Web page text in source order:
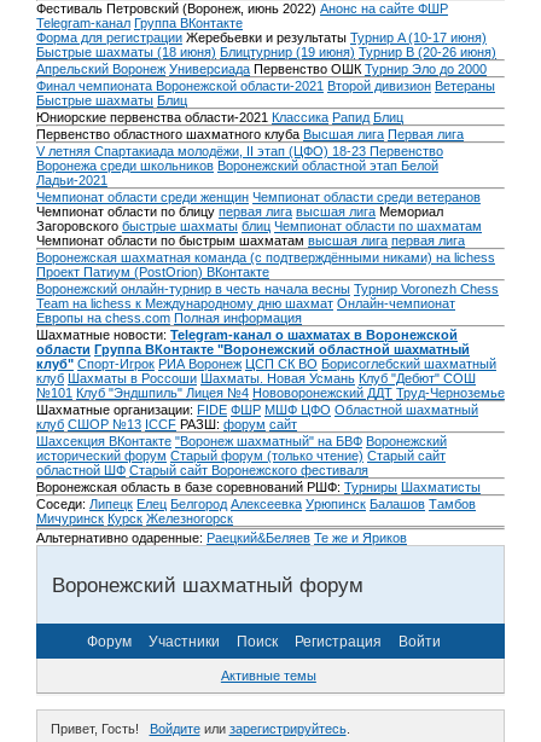
Фестиваль Петровский (Воронеж, июнь 2022) Анонс на сайте ФШР
Telegram-канал Группа ВКонтакте
Форма для регистрации Жеребьевки и результаты Турнир A (10-17 июня)
Быстрые шахматы (18 июня) Блицтурнир (19 июня) Турнир B (20-26 июня)
Апрельский Воронеж Универсиада Первенство ОШК Турнир Эло до 2000
Финал чемпионата Воронежской области-2021 Второй дивизион Ветераны
Быстрые шахматы Блиц
Юниорские первенства области-2021 Классика Рапид Блиц
Первенство областного шахматного клуба Высшая лига Первая лига
V летняя Спартакиада молодёжи, II этап (ЦФО) 18-23 Первенство
Воронежа среди школьников Воронежский областной этап Белой
Ладьи-2021
Чемпионат области среди женщин Чемпионат области среди ветеранов
Чемпионат области по блицу первая лига высшая лига Мемориал
Загоровского быстрые шахматы блиц Чемпионат области по шахматам
Чемпионат области по быстрым шахматам высшая лига первая лига
Воронежская шахматная команда (с подтверждёнными никами) на lichess
Проект Патиум (PostOrion) ВКонтакте
Воронежский онлайн-турнир в честь начала весны Турнир Voronezh Chess
Team на lichess к Международному дню шахмат Онлайн-чемпионат
Европы на chess.com Полная информация
Шахматные новости: Telegram-канал о шахматах в Воронежской
области Группа ВКонтакте "Воронежский областной шахматный
клуб" Спорт-Игрок РИА Воронеж ЦСП СК ВО Борисоглебский шахматный
клуб Шахматы в Россоши Шахматы. Новая Усмань Клуб "Дебют" СОШ
№101 Клуб "Эндшпиль" Лицея №4 Нововоронежский ДДТ Труд-Черноземье
Шахматные организации: FIDE ФШР МШФ ЦФО Областной шахматный
клуб СШОР №13 ICCF РАЗШ: форум сайт
Шахсекция ВКонтакте "Воронеж шахматный" на БВФ Воронежский
исторический форум Cтарый форум (только чтение) Старый сайт
областной ШФ Старый сайт Воронежского фестиваля
Воронежская область в базе соревнований РШФ: Турниры Шахматисты
Соседи: Липецк Елец Белгород Алексеевка Урюпинск Балашов Тамбов
Мичуринск Курск Железногорск
Альтернативно одаренные: Раецкий&Беляев Те же и Яриков
Воронежский шахматный форум
Форум Участники Поиск Регистрация Войти
Активные темы
Привет, Гость! Войдитеили зарегистрируйтесь.